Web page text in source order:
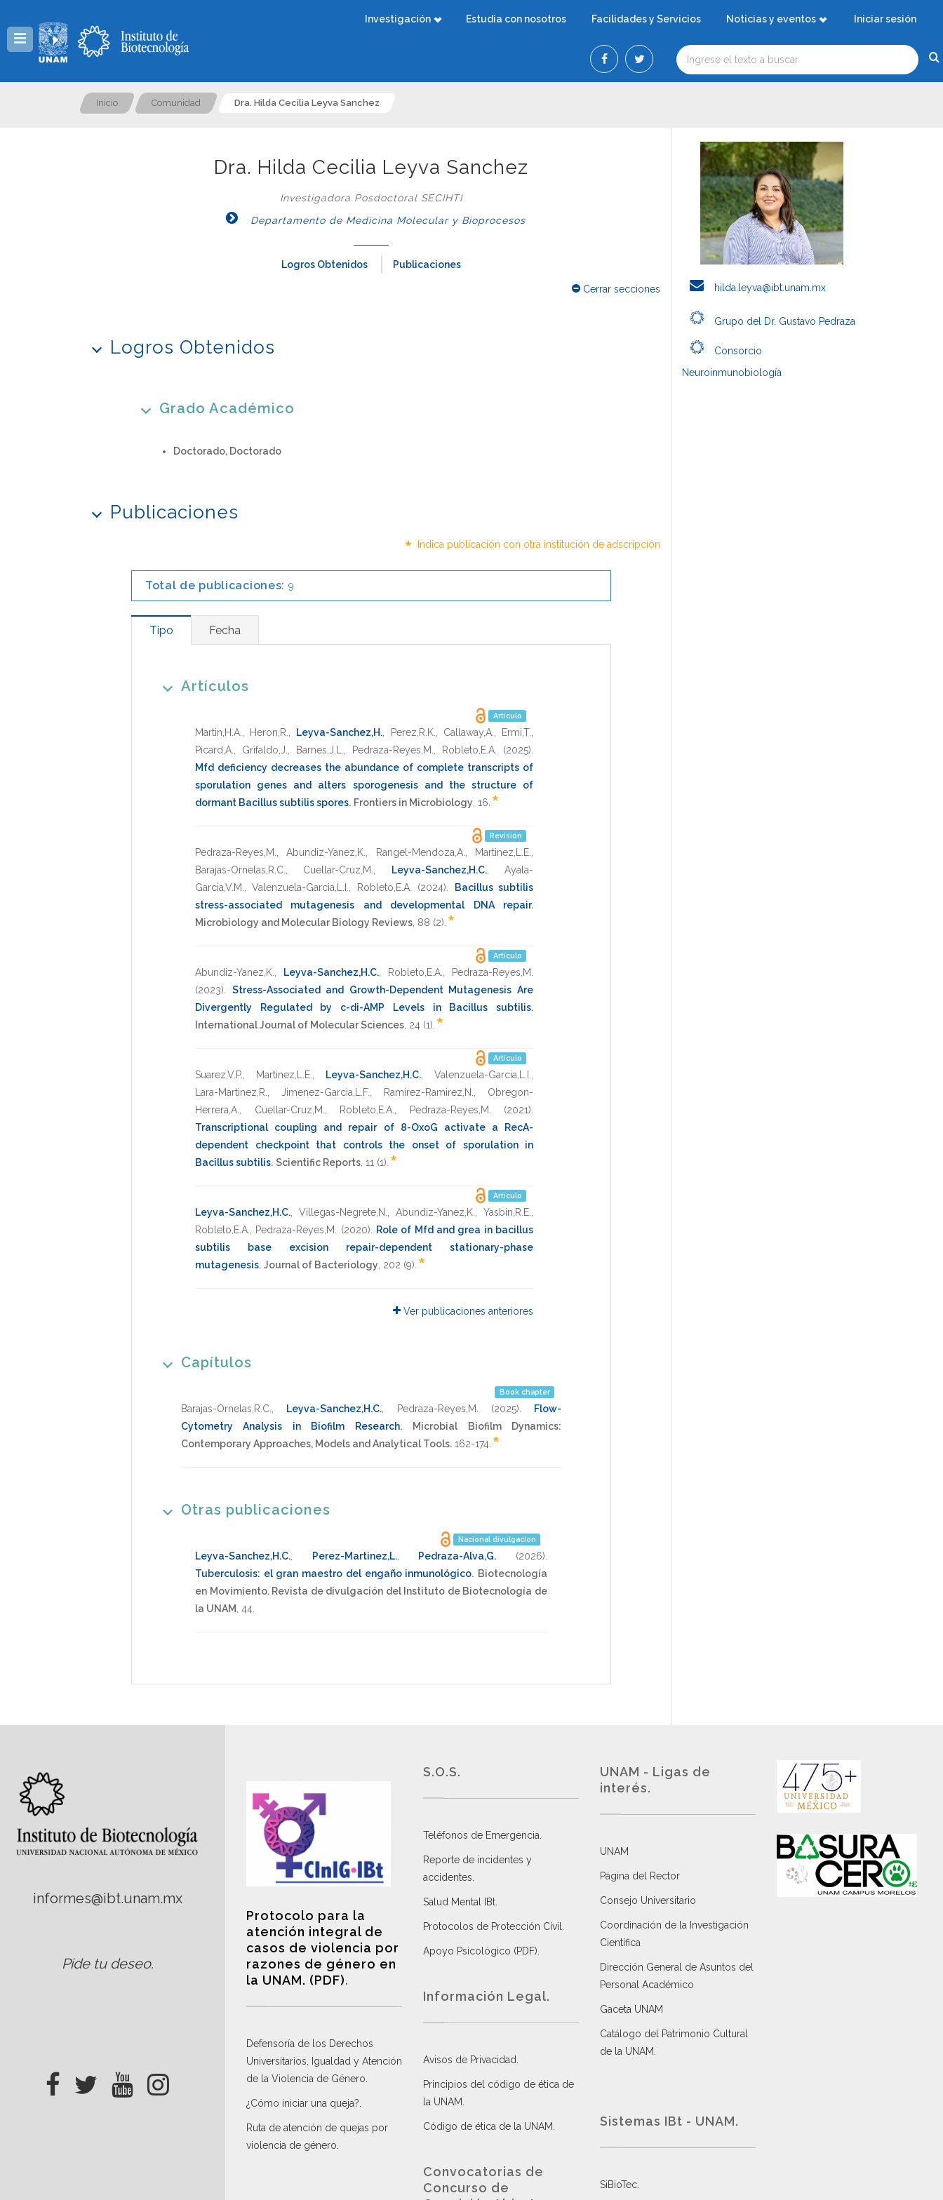
Investigación Estudia con nosotros Facilidades y Servicios Noticias y eventos Iniciar sesión
Inicio Comunidad Dra. Hilda Cecilia Leyva Sanchez
Dra. Hilda Cecilia Leyva Sanchez
Investigadora Posdoctoral SECIHTI
Departamento de Medicina Molecular y Bioprocesos
Logros Obtenidos Publicaciones
Cerrar secciones
Logros Obtenidos
Grado Académico
Doctorado, Doctorado
Publicaciones
* Indica publicación con otra institución de adscripción
Total de publicaciones: 9
Tipo Fecha
Artículos
Artículo
Martin,H.A. Heron,R. Leyva-Sanchez,H. Perez,R.K. Callaway,A. Ermi,T.
Picard,A.
Grifaldo,J. Barnes,J.L. Pedraza-Reyes,M. Robleto,E.A. (2025)
Mfd deficiency decreases the abundance of complete transcripts of
sporulation genes and alters sporogenesis and the structure of
dormant Bacillus subtilis spores. Frontiers in Microbiology 16 *
Revisión
Pedraza-Reyes,M. ,Abundiz-Yanez,K. Rangel-Mendoza,A. Martinez,L.E.
Barajas-Ornelas,R.C.
Cuellar-Cruz,M. Leyva-Sanchez,H.C.,Ayala-
Garcia,V.M.
,Valenzuela-Garcia,L.I. Robleto,E.A. (2024)
Bacillus subtilis
stress-associated mutagenesis and developmental DNA repair.
Microbiology and Molecular Biology Reviews 88 (2). *
Artículo
Abundiz-Yanez,K. Leyva-Sanchez,H.C. Robleto,E.A.
Pedraza-Reyes,M.
(2023)
Stress-Associated and Growth-Dependent Mutagenesis Are
Divergently Regulated by c-di-AMP Levels in Bacillus subtilis.
International Journal of Molecular Sciences 24 (1). *
Artículo
Suarez,V.P. Martinez,L.E. Leyva-Sanchez,H.C. Valenzuela-Garcia,L.I.
Lara-Martinez,R.
Jimenez-Garcia,L.F. Ramirez-Ramirez,N.
Obregon-
Herrera,A.
Cuellar-Cruz,M. Robleto,E.A. Pedraza-Reyes,M. (2021)
Transcriptional coupling and repair of 8-OxoG activate a RecA-
dependent checkpoint that controls the onset of sporulation in
Bacillus subtilis. Scientific Reports 11 (1). *
Artículo
Leyva-Sanchez,H.C. Villegas-Negrete,N. Abundiz-Yanez,K. Yasbin,R.E.
Robleto,E.A.
Pedraza-Reyes,M. (2020)
Role of Mfd and grea in bacillus
subtilis base excision repair-dependent stationary-phase
mutagenesis. Journal of Bacteriology 202 (9). *
Ver publicaciones anteriores
Capítulos
Book chapter
Barajas-Ornelas,R.C. Leyva-Sanchez,H.C. Pedraza-Reyes,M. (2025)
Flow-
Cytometry Analysis in Biofilm Research.
Microbial Biofilm Dynamics:
Contemporary Approaches, Models and Analytical Tools. 162-174 *
Otras publicaciones
Nacional divulgacion
Leyva-Sanchez,H.C. Perez-Martinez,L., Pedraza-Alva,G. (2026)
Tuberculosis: el gran maestro del engaño inmunológico. Biotecnología
en Movimiento. Revista de divulgación del Instituto de Biotecnología de
la UNAM 44
hilda.leyva@ibt.unam.mx
Grupo del Dr. Gustavo Pedraza
Consorcio
Neuroinmunobiología
informes@ibt.unam.mx
Pide tu deseo.
Protocolo para la
atención integral de
casos de violencia por
razones de género en
la UNAM. (PDF).
Defensoría de los Derechos
Universitarios, Igualdad y Atención
de la Violencia de Género
¿Cómo iniciar una queja?
Ruta de atención de quejas por
violencia de género
S.O.S.
Teléfonos de Emergencia.
Reporte de incidentes y
accidentes
Salud Mental IBt
Protocolos de Protección Civil
Apoyo Psicológico (PDF)
Información Legal.
Avisos de Privacidad
Principios del código de ética de
la UNAM
Código de ética de la UNAM
Convocatorias de
Concurso de
UNAM - Ligas de
interés.
UNAM
Página del Rector
Consejo Universitario
Coordinación de la Investigación
Científica
Dirección General de Asuntos del
Personal Académico
Gaceta UNAM
Catálogo del Patrimonio Cultural
de la UNAM.
Sistemas IBt - UNAM.
SiBioTec